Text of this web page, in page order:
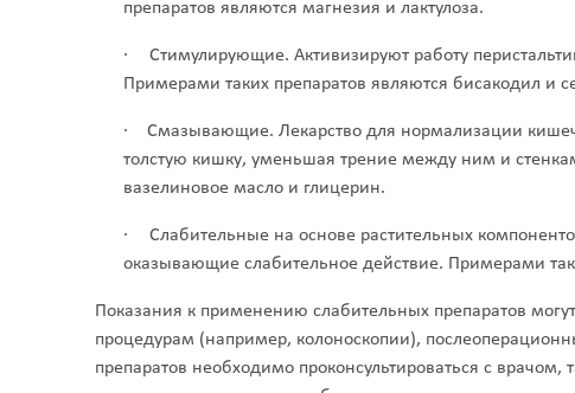
препаратов являются магнезия и лактулоза.
·
Стимулирующие. Активизируют работу
Примерами таких препаратов являются бисакодил и
·
Смазывающие. Лекарство для нормализации
толстую кишку, уменьшая трение между ним и
вазелиновое масло и глицерин.
·
Слабительные на основе растительных
оказывающие слабительное действие. Примерами
Показания к применению слабительных препаратов
процедурам (например, колоноскопии),
препаратов необходимо проконсультироваться с